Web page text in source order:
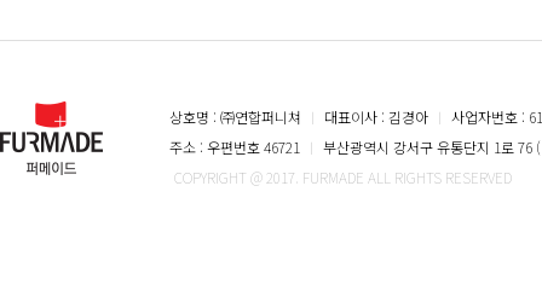
상호명 : ㈜연합퍼니쳐 ㅣ 대표이사 : 김경아 ㅣ 사업자번호 :
주소 : 우편번호 46721
ㅣ 부산광역시 강서구 유통단지 1로 76
COPYRIGHT @ 2017. FURMADE ALL RIGHTS RESERVED